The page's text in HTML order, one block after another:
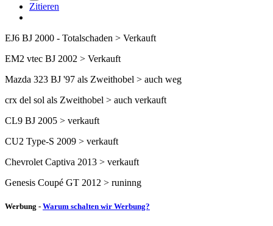
Zitieren
EJ6 BJ 2000 - Totalschaden > Verkauft
EM2 vtec BJ 2002 > Verkauft
Mazda 323 BJ '97 als Zweithobel > auch weg
crx del sol als Zweithobel > auch verkauft
CL9 BJ 2005 > verkauft
CU2 Type-S 2009 > verkauft
Chevrolet Captiva 2013 > verkauft
Genesis Coupé GT 2012 > runinng
Werbung - Warum schalten wir Werbung?